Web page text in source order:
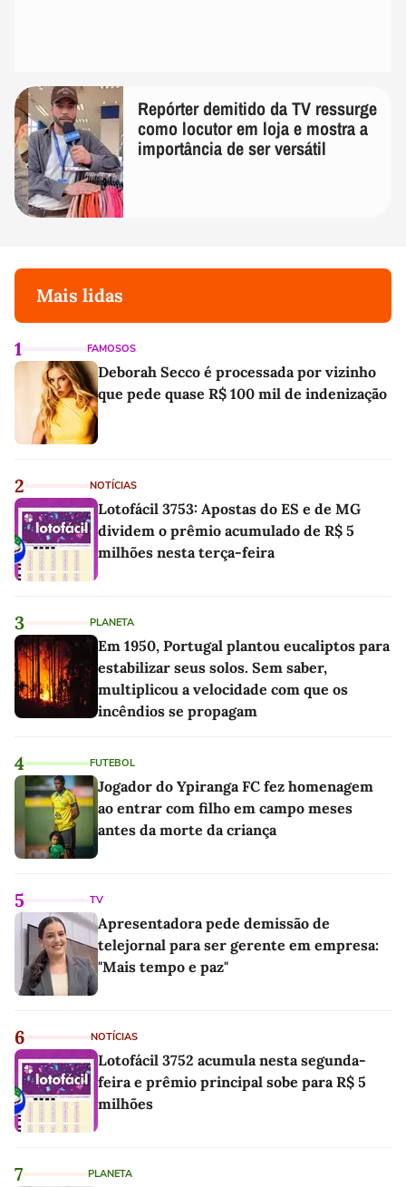
Repórter demitido da TV ressurge
como locutor em loja e mostra a
importância de ser versátil
Mais lidas
1 FAMOSOS
Deborah Secco é processada por vizinho
que pede quase R$ 100 mil de indenização
2 NOTÍCIAS
Lotofácil 3753: Apostas do ES e de MG
dividem o prêmio acumulado de R$ 5
milhões nesta terça-feira
3 PLANETA
Em 1950, Portugal plantou eucaliptos para
estabilizar seus solos. Sem saber,
multiplicou a velocidade com que os
incêndios se propagam
4 FUTEBOL
Jogador do Ypiranga FC fez homenagem
ao entrar com filho em campo meses
antes da morte da criança
5 TV
Apresentadora pede demissão de
telejornal para ser gerente em empresa:
"Mais tempo e paz"
6 NOTÍCIAS
Lotofácil 3752 acumula nesta segunda-
feira e prêmio principal sobe para R$ 5
milhões
7 PLANETA